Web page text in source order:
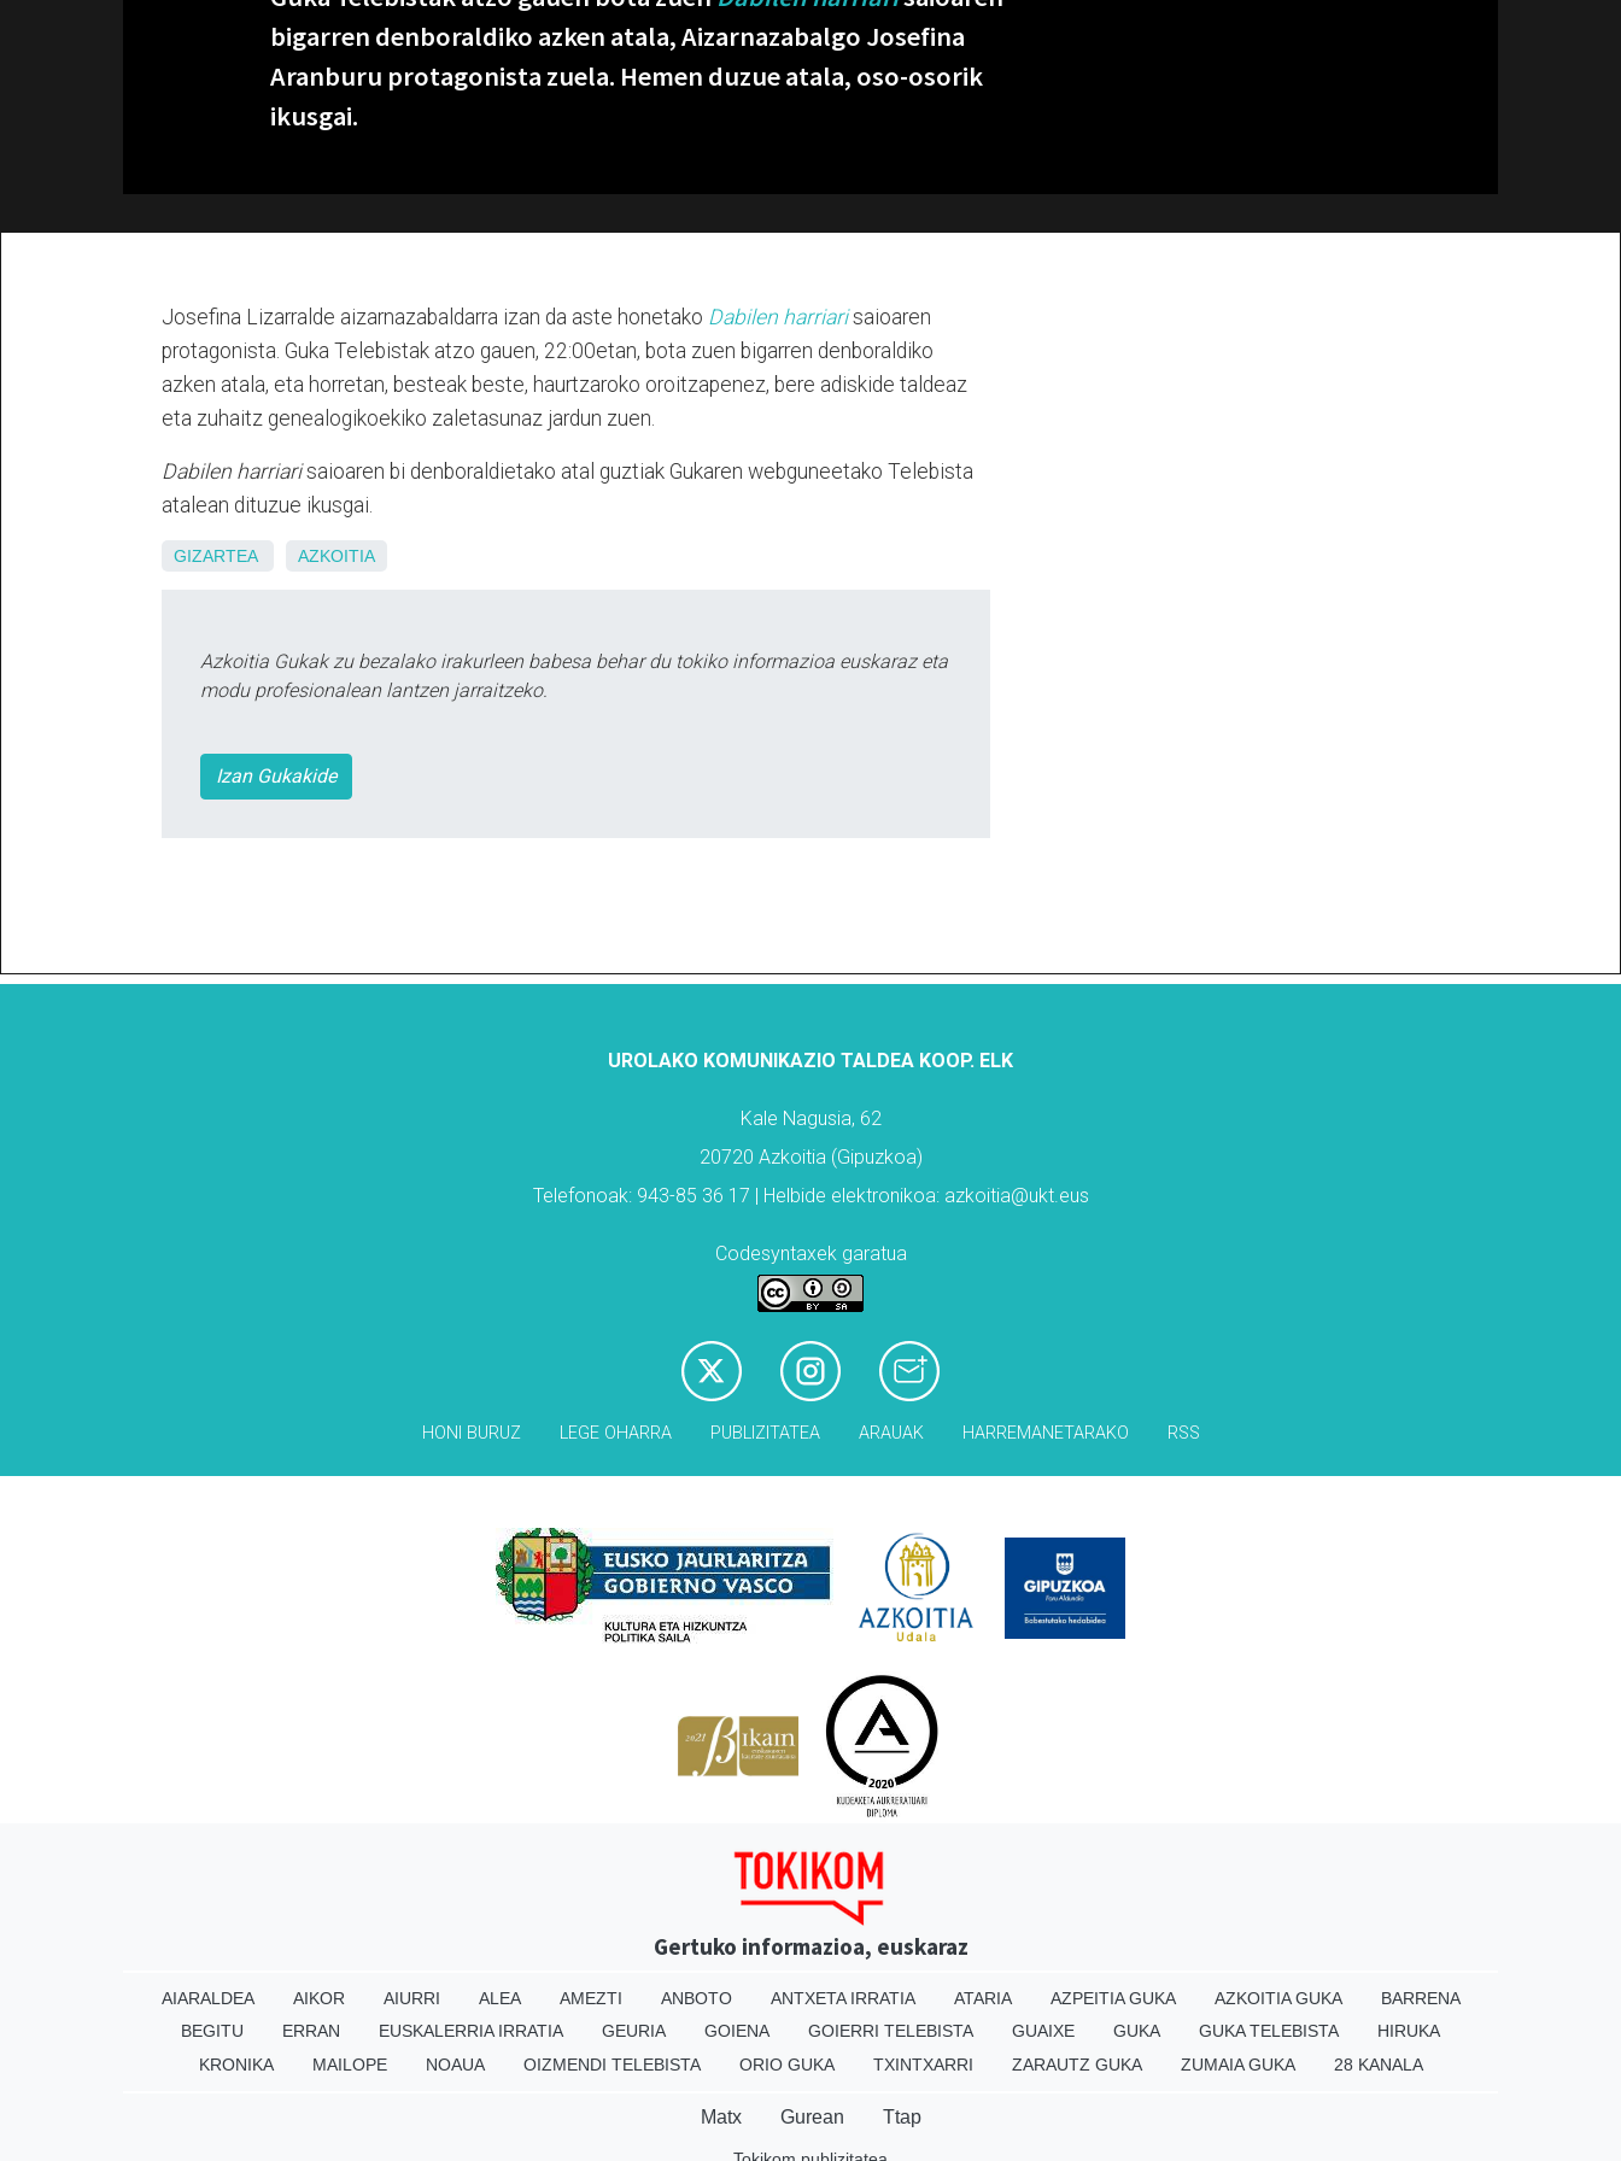
bigarren denboraldiko azken atala, Aizarnazabalgo Josefina
Aranburu protagonista zuela. Hemen duzue atala, oso-osorik
ikusgai.
Josefina Lizarralde aizarnazabaldarra izan da aste honetako Dabilen harriarisaioaren
protagonista. Guka Telebistak atzo gauen, 22:00etan, bota zuen bigarren denboraldiko
azken atala, eta horretan, besteak beste, haurtzaroko oroitzapenez, bere adiskide taldeaz
eta zuhaitz genealogikoekiko zaletasunaz jardun zuen.
Dabilen harriarisaioaren bi denboraldietako atal guztiak Gukaren webguneetako Telebista
atalean dituzue ikusgai.
GIZARTEA AZKOITIA
Azkoitia Gukak zu bezalako irakurleen babesa behar du tokiko informazioa euskaraz eta
modu profesionalean lantzen jarraitzeko.
Izan Gukakide
UROLAKO KOMUNIKAZIO TALDEA KOOP. ELK
Kale Nagusia, 62
20720 Azkoitia (Gipuzkoa)
Telefonoak: 943-85 36 17 | Helbide elektronikoa: azkoitia@ukt.eus
Codesyntaxek garatua
HONI BURUZ LEGE OHARRA PUBLIZITATEA ARAUAK HARREMANETARAKO RSS
Gertuko informazioa, euskaraz
AIARALDEA AIKOR AIURRI ALEA AMEZTI ANBOTO ANTXETA IRRATIA ATARIA AZPEITIA GUKA AZKOITIA GUKA
BARRENA
BEGITU
ERRAN EUSKALERRIA IRRATIA GEURIA GOIENA GOIERRI TELEBISTA GUAIXE GUKA GUKA TELEBISTA
HIRUKA
KRONIKA
MAILOPE NOAUA OIZMENDI TELEBISTA ORIO GUKA TXINTXARRI ZARAUTZ GUKA ZUMAIA GUKA 28 KANALA
Matx Gurean Ttap